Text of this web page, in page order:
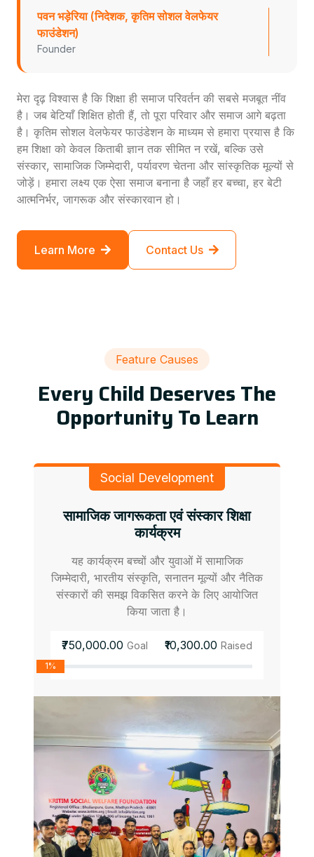
पवन भड़ेरिया (निदेशक, कृतिम सोशल वेलफेयर
फाउंडेशन)
Founder
मेरा दृढ़ विश्वास है कि शिक्षा ही समाज परिवर्तन की सबसे मजबूत नींव
है। जब बेटियाँ शिक्षित होती हैं, तो पूरा परिवार और समाज आगे बढ़ता
है। कृतिम सोशल वेलफेयर फाउंडेशन के माध्यम से हमारा प्रयास है कि
हम शिक्षा को केवल किताबी ज्ञान तक सीमित न रखें, बल्कि उसे
संस्कार, सामाजिक जिम्मेदारी, पर्यावरण चेतना और सांस्कृतिक मूल्यों से
जोड़ें। हमारा लक्ष्य एक ऐसा समाज बनाना है जहाँ हर बच्चा, हर बेटी
आत्मनिर्भर, जागरूक और संस्कारवान हो।
Learn More Contact Us
Feature Causes
Every Child Deserves The
Opportunity To Learn
Social Development
सामाजिक जागरूकता एवं संस्कार शिक्षा
कार्यक्रम
यह कार्यक्रम बच्चों और युवाओं में सामाजिक
जिम्मेदारी, भारतीय संस्कृति, सनातन मूल्यों और नैतिक
संस्कारों की समझ विकसित करने के लिए आयोजित
किया जाता है।
₹750,000.00 Goal ₹10,300.00 Raised
1%